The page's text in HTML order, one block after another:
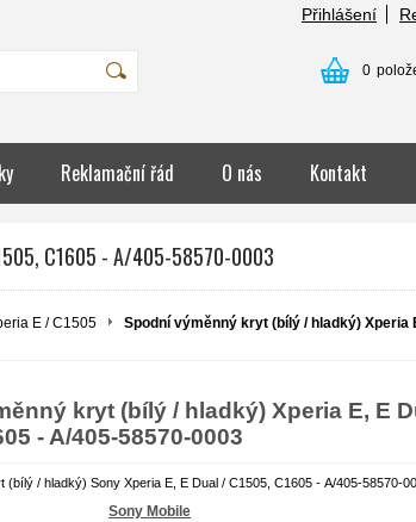
Přihlášení
0
Reklamační řád O nás Kontakt
C1605 - A/405-58570-0003
E / C1505
Spodní výměnný kryt (bílý / hladký) Xperia
kryt (bílý / hladký) Xperia E, E
- A/405-58570-0003
(bílý / hladký) Sony Xperia E, E Dual / C1505, C1605 - A/405-58570-
Sony Mobile